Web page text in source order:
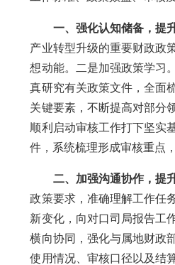
一、强化认知储备，提
产业转型升级的重要财政政
想动能。二是加强政策学习
真研究有关政策文件，全面
关键要素，不断提高对部分
顺利启动审核工作打下坚实
件，系统梳理形成审核重点
二、加强沟通协作，提
政策要求，准确理解工作任
新变化，向对口司局报告工
横向协同，强化与属地财政
使用情况、审核口径以及结